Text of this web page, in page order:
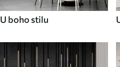
U boho stilu